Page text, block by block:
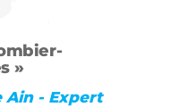
»
- Expert